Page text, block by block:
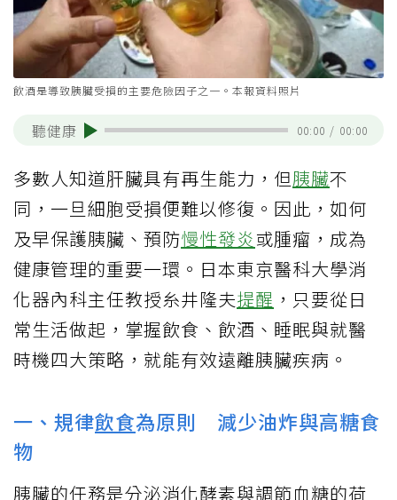
飲酒是導致胰臟受損的主要危險因子之一。本報資料照片
聽健康 00:00 / 00:00
多數人知道肝臟具有再生能力，但胰臟不
同，一旦細胞受損便難以修復。因此，如何
及早保護胰臟、預防慢性發炎或腫瘤，成為
健康管理的重要一環。日本東京醫科大學消
化器內科主任教授糸井隆夫提醒 ，只要從日
常生活做起，掌握飲食、飲酒、睡眠與就醫
時機四大策略，就能有效遠離胰臟疾病。
一、規律飲食為原則 減少油炸與高糖食
物
胰臟的任務是分泌消化酵素與調節血糖的荷